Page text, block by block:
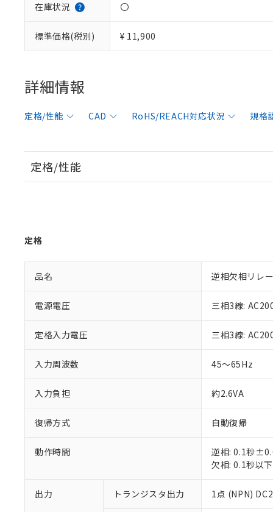
在庫状況 〇
標準価格(税別) ¥ 11,900
詳細情報
定格/性能 CAD RoHS/REACH対応状況 規格
定格/性能
定格
品名 逆相欠相リレー
電源電圧 三相3線:
定格入力電圧 三相3線:
入力周波数 45～65Hz
入力負担 約2.6VA
復帰方式 自動復帰
動作時間
逆相: 0.1秒
欠相: 0.1秒以
出力 トランジスタ出力 1点 (NPN)
※1 対応状況